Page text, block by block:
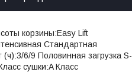
корзины:Easy Lift
Стандартная
6/9 Половинная загрузка S-
сушки:A Класс